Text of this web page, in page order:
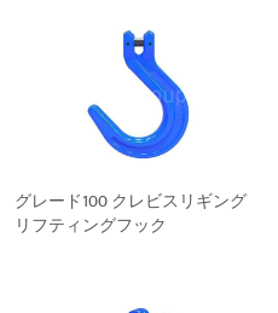
グレード100 クレビスリギング
リフティングフック